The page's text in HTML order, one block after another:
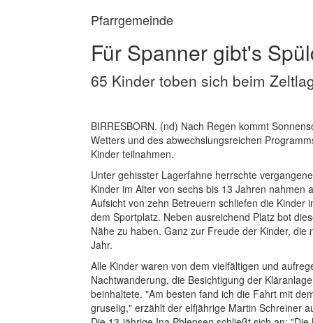
Pfarrgemeinde
Für Spanner gibt's
65 Kinder toben sich beim
BIRRESBORN. (nd) Nach Regen kommt
Wetters und des abwechslungsreichen
Kinder teilnahmen.
Unter gehisster Lagerfahne herrschte
Kinder im Alter von sechs bis 13 Jahren
Aufsicht von zehn Betreuern schliefen die
dem Sportplatz. Neben ausreichend Platz bot
Nähe zu haben. Ganz zur Freude der Kinder,
Jahr.
Alle Kinder waren von dem vielfältigen und
Nachtwanderung, die Besichtigung der
beinhaltete. "Am besten fand ich die Fahrt mit
gruselig," erzählt der elfjährige Martin Schreiner